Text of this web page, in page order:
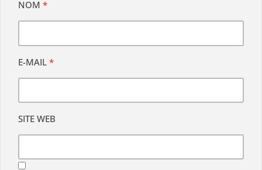
NOM *
E-MAIL *
SITE WEB